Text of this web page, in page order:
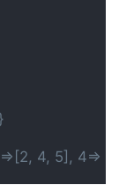
4, 5], 4=>